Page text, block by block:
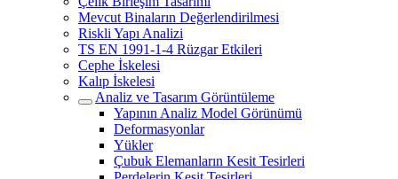
Mevcut Binaların Değerlendirilmesi
Riskli Yapı Analizi
TS EN 1991-1-4 Rüzgar Etkileri
Cephe İskelesi
Kalıp İskelesi
Analiz ve Tasarım Görüntüleme
Yapının Analiz Model Görünümü
Deformasyonlar
Yükler
Çubuk Elemanların Kesit Tesirleri